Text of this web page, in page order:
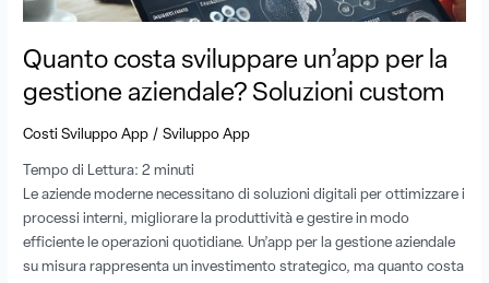
Quanto costa sviluppare un’app per la
gestione aziendale? Soluzioni custom
Costi Sviluppo App /Sviluppo App
Tempo di Lettura:2 minuti
Le aziende moderne necessitano di soluzioni digitali per ottimizzare i
processi interni, migliorare la produttività e gestire in modo
efficiente le operazioni quotidiane. Un’app per la gestione aziendale
su misura rappresenta un investimento strategico, ma quanto costa
custom